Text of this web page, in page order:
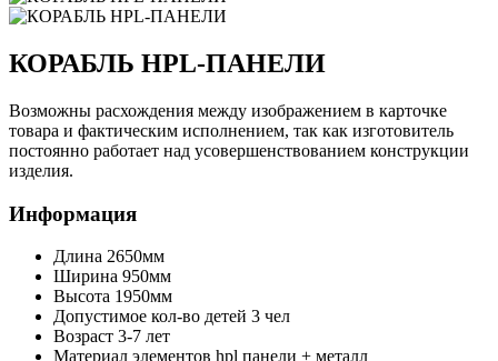
КОРАБЛЬ HPL-ПАНЕЛИ
Возможны расхождения между изображением в карточке
товара и фактическим исполнением, так как изготовитель
постоянно работает над усовершенствованием конструкции
изделия.
Информация
Длина 2650мм
Ширина 950мм
Высота 1950мм
Допустимое кол-во детей 3 чел
Возраст 3-7 лет
Материал элементов hpl панели + металл